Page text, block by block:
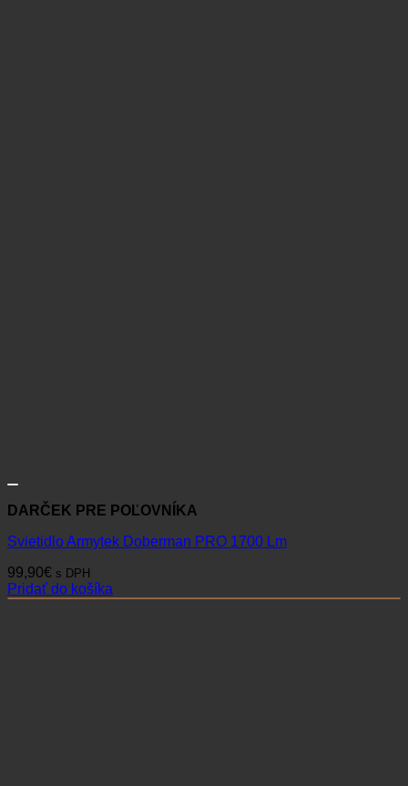
DARČEK PRE POĽOVNÍKA
Svietidlo Armytek Doberman PRO 1700 Lm
99,90€ s DPH
Pridať do košíka